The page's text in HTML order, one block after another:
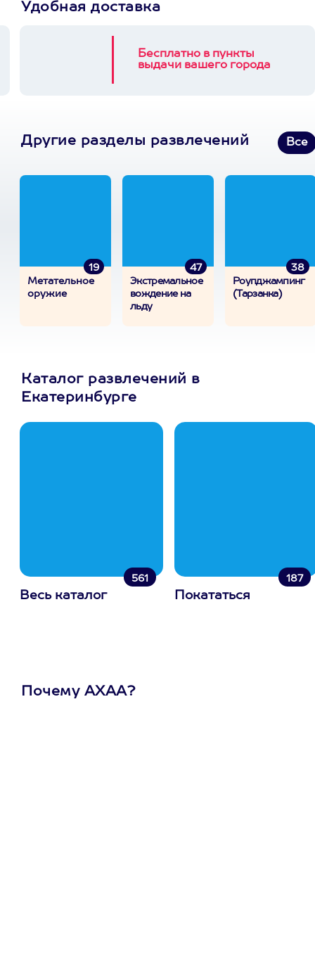
Удобная доставка
Бесплатно в пункты
выдачи вашего города
Другие разделы развлечений Все
19
Метательное
оружие
47
Экстремальное
вождение на
льду
38
Роупджампинг
(Тарзанка)
Каталог развлечений в
Екатеринбурге
561
Весь каталог
187
Покататься
Почему АХАА?